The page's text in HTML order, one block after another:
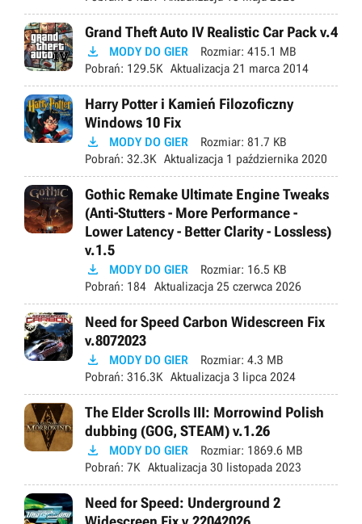
Grand Theft Auto IV Realistic Car Pack v.4
 MODY DO GIER Rozmiar: 415.1 MB
Pobrań: 129.5K Aktualizacja 21 marca 2014
Harry Potter i Kamień Filozoficzny
Windows 10 Fix
 MODY DO GIER Rozmiar: 81.7 KB
Pobrań: 32.3K Aktualizacja 1 października 2020
Gothic Remake Ultimate Engine Tweaks
(Anti-Stutters - More Performance -
Lower Latency - Better Clarity - Lossless)
v.1.5
 MODY DO GIER Rozmiar: 16.5 KB
Pobrań: 184 Aktualizacja 25 czerwca 2026
Need for Speed Carbon Widescreen Fix
v.8072023
 MODY DO GIER Rozmiar: 4.3 MB
Pobrań: 316.3K Aktualizacja 3 lipca 2024
The Elder Scrolls III: Morrowind Polish
dubbing (GOG, STEAM) v.1.26
 MODY DO GIER Rozmiar: 1869.6 MB
Pobrań: 7K Aktualizacja 30 listopada 2023
Need for Speed: Underground 2